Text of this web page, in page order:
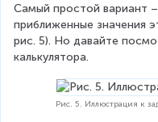
o
t
b
}
\
s
q
r
t
{
3
3
}
=
4
2
}
b
}
Самый простой вариант –
приближенные значения
рис. 5). Но давайте
калькулятора.
Рис. 5. Иллюстрация к